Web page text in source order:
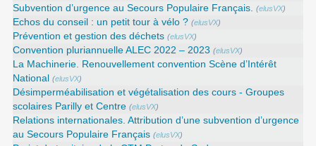
Subvention d’urgence au Secours Populaire Français. (elusVX)
Echos du conseil : un petit tour à vélo ? (elusVX)
Prévention et gestion des déchets (elusVX)
Convention pluriannuelle ALEC 2022 – 2023 (elusVX)
La Machinerie. Renouvellement convention Scène d’Intérêt
National (elusVX)
Désimperméabilisation et végétalisation des cours - Groupes
scolaires Parilly et Centre (elusVX)
Relations internationales. Attribution d’une subvention d’urgence
au Secours Populaire Français (elusVX)